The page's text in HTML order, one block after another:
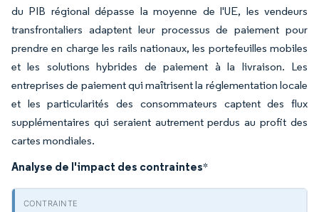
du PIB régional dépasse la moyenne de l'UE, les vendeurs
transfrontaliers adaptent leur processus de paiement pour
prendre en charge les rails nationaux, les portefeuilles mobiles
et les solutions hybrides de paiement à la livraison. Les
entreprises de paiement qui maîtrisent la réglementation locale
et les particularités des consommateurs captent des flux
supplémentaires qui seraient autrement perdus au profit des
cartes mondiales.
Analyse de l'impact des contraintes*